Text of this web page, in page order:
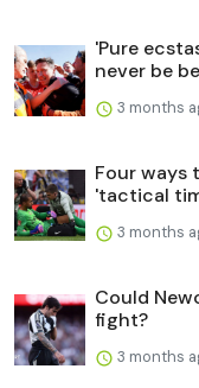
'Pure
never be
3 months
Four ways
'tactical
3 months
Could
fight?
3 months